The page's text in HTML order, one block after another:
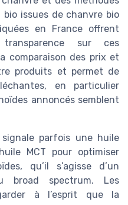
bio issues de chanvre bio
en France offrent
sur ces
comparaison des prix et
produits et permet de
en particulier
annoncés semblent
parfois une huile
MCT pour optimiser
qu’il s’agisse d’un
broad spectrum. Les
à l’esprit que la